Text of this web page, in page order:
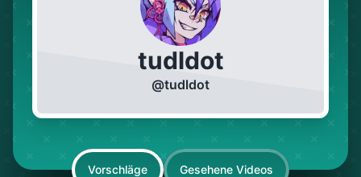
tudldot
@tudldot
Vorschläge Gesehene Videos